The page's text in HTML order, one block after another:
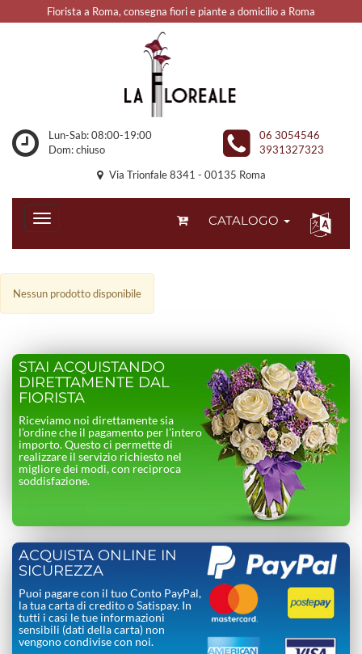
Fiorista a Roma, consegna fiori e piante a domicilio a Roma
Lun-Sab: 08:00-19:00
Dom: chiuso
06 3054546
3931327323
Via Trionfale 8341 - 00135 Roma
CATALOGO
Nessun prodotto disponibile
STAI ACQUISTANDO
DIRETTAMENTE DAL
FIORISTA
Riceviamo noi direttamente sia
l’ordine che il pagamento per l’intero
importo. Questo ci permette di
realizzare il servizio richiesto nel
migliore dei modi, con reciproca
soddisfazione.
ACQUISTA ONLINE IN
SICUREZZA
Puoi pagare con il tuo Conto PayPal,
la tua carta di credito o Satispay. In
tutti i casi le tue informazioni
sensibili (dati della carta) non
vengono condivise con noi.